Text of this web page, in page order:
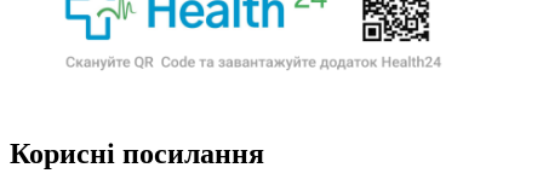
Корисні посилання